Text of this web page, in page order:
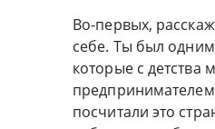
Во-первых,
себе. Ты был
которые с детства
посчитали это